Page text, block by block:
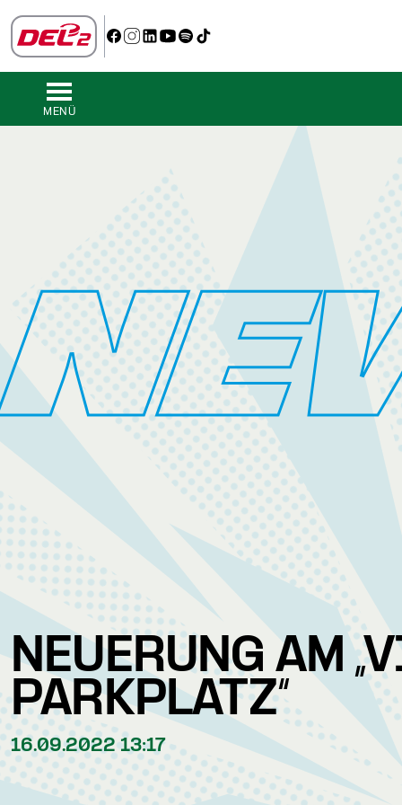
MENÜ
NEUERUNG AM
PARKPLATZ“
16.09.2022 13:17